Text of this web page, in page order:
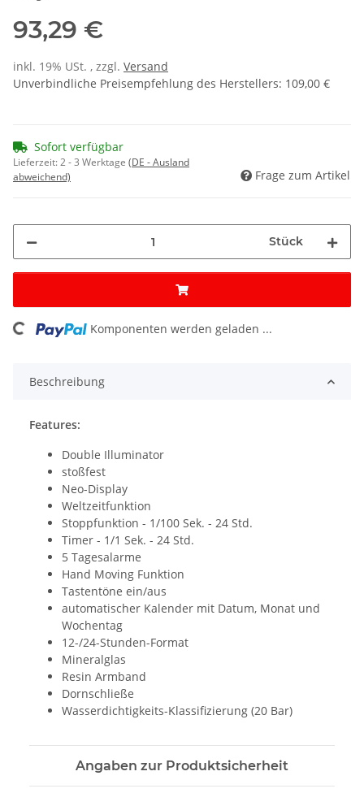
93,29 €
inkl. 19% USt. , zzgl. Versand
Unverbindliche Preisempfehlung des Herstellers: 109,00 €
Sofort verfügbar
Lieferzeit:2 - 3 Werktage (DE - Ausland
abweichend)
Frage zum Artikel
Stück
Komponenten werden geladen ...
Beschreibung
Features:
Double Illuminator
stoßfest
Neo-Display
Weltzeitfunktion
Stoppfunktion - 1/100 Sek. - 24 Std.
Timer - 1/1 Sek. - 24 Std.
5 Tagesalarme
Hand Moving Funktion
Tastentöne ein/aus
automatischer Kalender mit Datum, Monat und
Wochentag
12-/24-Stunden-Format
Mineralglas
Resin Armband
Dornschließe
Wasserdichtigkeits-Klassifizierung (20 Bar)
Angaben zur Produktsicherheit